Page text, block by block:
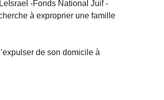
-Fonds National Juif -
à exproprier une famille
de son domicile à